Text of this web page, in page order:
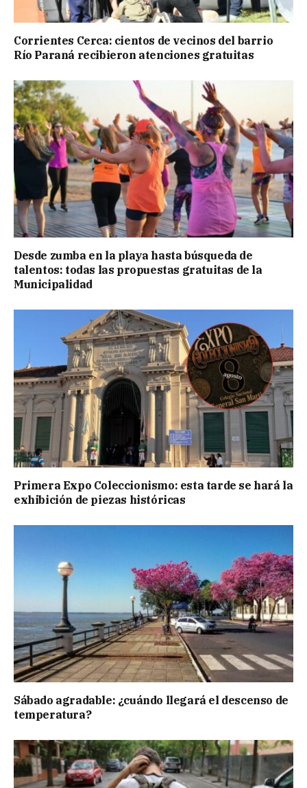
Corrientes Cerca: cientos de vecinos del barrio
Río Paraná recibieron atenciones gratuitas
Desde zumba en la playa hasta búsqueda de
talentos: todas las propuestas gratuitas de la
Municipalidad
Primera Expo Coleccionismo: esta tarde se hará la
exhibición de piezas históricas
Sábado agradable: ¿cuándo llegará el descenso de
temperatura?